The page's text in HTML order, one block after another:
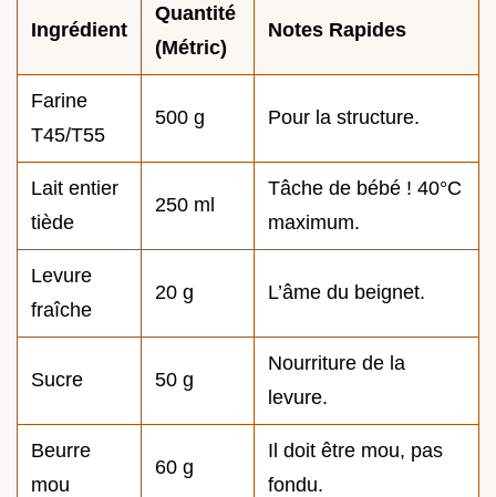
Ingrédient
Quantité
(Métric)
Notes Rapides
Farine
T45/T55
500 g Pour la structure.
Lait entier
tiède
250 ml
Tâche de bébé ! 40°C
maximum.
Levure
fraîche
20 g L’âme du beignet.
Sucre 50 g
Nourriture de la
levure.
Beurre
mou
60 g
Il doit être mou, pas
fondu.